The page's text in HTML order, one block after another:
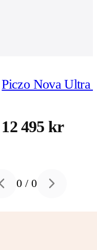
Piczo Nova Ultra
12 495 kr
Previous slide
0 /0 Next slide